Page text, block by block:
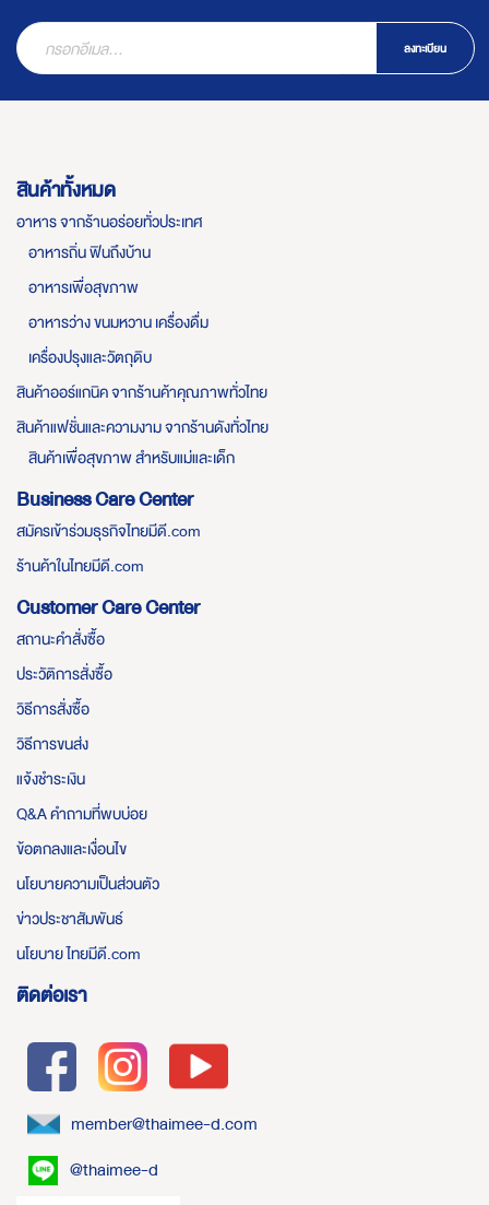
ลงทะเบียน
สินค้าทั้งหมด
อาหาร จากร้านอร่อยทั่วประเทศ
อาหารถิ่น ฟินถึงบ้าน
อาหารเพื่อสุขภาพ
อาหารว่าง ขนมหวาน เครื่องดื่ม
เครื่องปรุงและวัตถุดิบ
สินค้าออร์แกนิค จากร้านค้าคุณภาพทั่วไทย
สินค้าแฟชั่นและความงาม จากร้านดังทั่วไทย
สินค้าเพื่อสุขภาพ สำหรับแม่และเด็ก
Business Care Center
สมัครเข้าร่วมธุรกิจไทยมีดี.com
ร้านค้าในไทยมีดี.com
Customer Care Center
สถานะคำสั่งซื้อ
ประวัติการสั่งซื้อ
วิธีการสั่งซื้อ
วิธีการขนส่ง
แจ้งชำระเงิน
Q&A คำถามที่พบบ่อย
ข้อตกลงและเงื่อนไข
นโยบายความเป็นส่วนตัว
ข่าวประชาสัมพันธ์
นโยบาย ไทยมีดี.com
ติดต่อเรา
member@thaimee-d.com
@thaimee-d